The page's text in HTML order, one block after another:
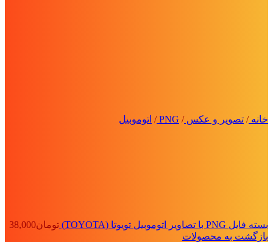
خانه/ تصویر و عکس/
PNG
/ اتوموبیل
بسته فایل PNG با تصاویر اتوموبیل تویوتا (TOYOTA) تومان38,000
بازگشت به محصولات